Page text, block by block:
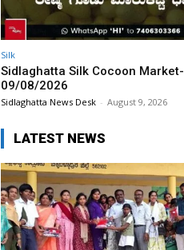
Silk
Sidlaghatta Silk Cocoon Market-
09/08/2026
Sidlaghatta News Desk - August 9, 2026
LATEST NEWS